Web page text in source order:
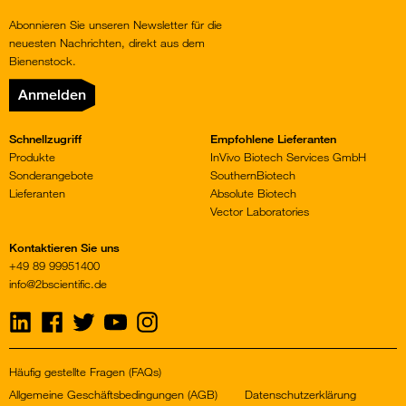
Abonnieren Sie unseren Newsletter für die
neuesten Nachrichten, direkt aus dem
Bienenstock.
Anmelden
Schnellzugriff
Produkte
Sonderangebote
Lieferanten
Empfohlene Lieferanten
InVivo Biotech Services GmbH
SouthernBiotech
Absolute Biotech
Vector Laboratories
Kontaktieren Sie uns
+49 89 99951400
info@2bscientific.de
Visit
on
Visit
on
Visit
us
on
Visit
us
on
Visit
us
on
Häufig gestellte Fragen (FAQs)
Allgemeine Geschäftsbedingungen (AGB)
Datenschutzerklärung